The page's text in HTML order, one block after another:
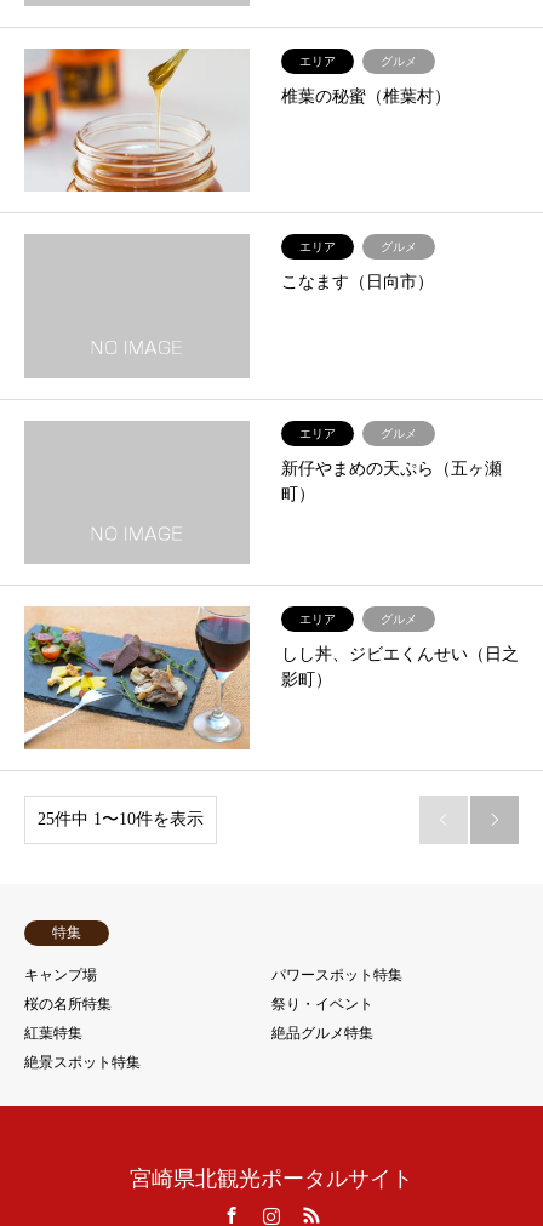
エリア グルメ
椎葉の秘蜜（椎葉村）
エリア グルメ
こなます（日向市）
エリア グルメ
新仔やまめの天ぷら（五ヶ瀬
町）
エリア グルメ
しし丼、ジビエくんせい（日之
影町）
25件中 1〜10件を表示  
特集
キャンプ場
パワースポット特集
桜の名所特集
祭り・イベント
紅葉特集
絶品グルメ特集
絶景スポット特集
宮崎県北観光ポータルサイト